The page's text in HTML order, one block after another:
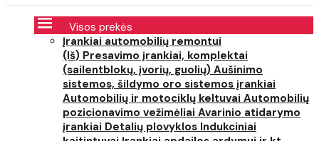
Visos prekės
Įrankiai automobilių remontui
(Iš) Presavimo įrankiai, komplektai
(sailentblokų, įvorių, guolių) Aušinimo
sistemos, šildymo oro sistemos įrankiai
Automobilių ir motociklų keltuvai Automobilių
pozicionavimo vežimėliai Avarinio atidarymo
įrankiai Detalių plovyklos Indukciniai